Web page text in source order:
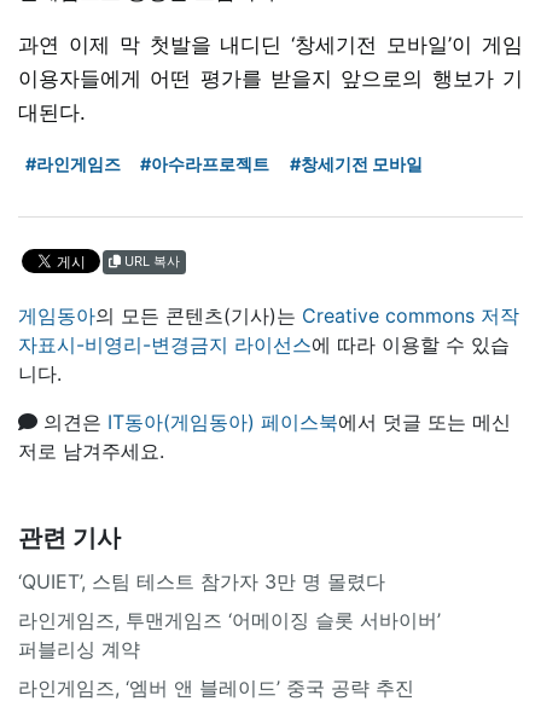
과연 이제 막 첫발을 내디딘 ‘창세기전 모바일’이 게임
이용자들에게 어떤 평가를 받을지 앞으로의 행보가 기
대된다.
#라인게임즈 #아수라프로젝트 #창세기전 모바일
URL 복사
게임동아의 모든 콘텐츠(기사)는 Creative commons 저작
자표시-비영리-변경금지 라이선스에 따라 이용할 수 있습
니다.
의견은 IT동아(게임동아) 페이스북에서 덧글 또는 메신
저로 남겨주세요.
관련 기사
‘QUIET’, 스팀 테스트 참가자 3만 명 몰렸다
라인게임즈, 투맨게임즈 ‘어메이징 슬롯 서바이버’
퍼블리싱 계약
라인게임즈, ‘엠버 앤 블레이드’ 중국 공략 추진